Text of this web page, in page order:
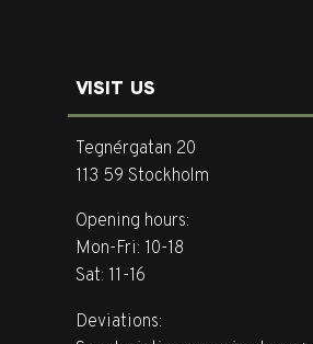
VISIT US
Tegnérgatan 20
113 59 Stockholm
Opening hours:
Mon-Fri: 10-18
Sat: 11-16
Deviations: